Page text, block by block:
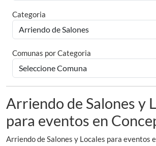
Categoria
Comunas por Categoria
Arriendo de Salones y
para eventos en
Arriendo de Salones y Locales para eventos